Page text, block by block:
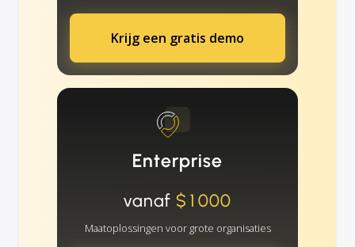
Krijg een gratis demo
Enterprise
vanaf $1000
Maatoplossingen voor grote organisaties